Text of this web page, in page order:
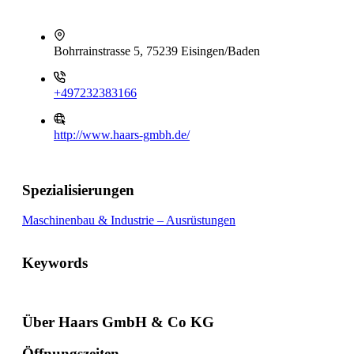
Bohrrainstrasse 5, 75239 Eisingen/Baden
+497232383166
http://www.haars-gmbh.de/
Spezialisierungen
Maschinenbau & Industrie – Ausrüstungen
Keywords
Über Haars GmbH & Co KG